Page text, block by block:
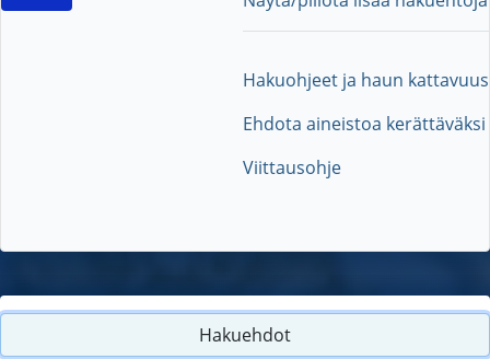
Hakuohjeet ja haun kattavuus
Ehdota aineistoa kerättäväksi
Viittausohje
Hakuehdot